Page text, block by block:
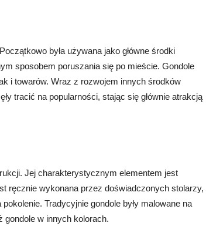
była używana jako główne środki
sposobem poruszania się po mieście. Gondole
i towarów. Wraz z rozwojem innych środków
tracić na popularności, stając się głównie atrakcją
Jej charakterystycznym elementem jest
ręcznie wykonana przez doświadczonych stolarzy,
Tradycyjnie gondole były malowane na
gondole w innych kolorach.